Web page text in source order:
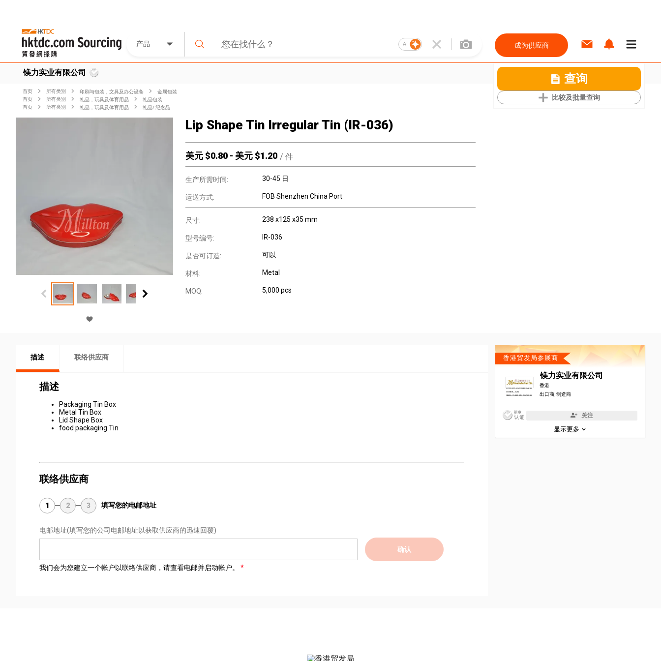
产品 AI 成为供应商
镁力实业有限公司 查询
比较及批量查询
首页 所有类別 印刷与包装，文具及办公设备
金属包装
首页
所有类別 礼品，玩具及体育用品
礼品包装
首页
所有类別 礼品，玩具及体育用品 礼品/ 纪念品
Lip Shape Tin Irregular Tin (IR-036)
美元 $0.80 - 美元 $1.20 / 件
生产所需时间: 30-45 日
运送方式: FOB Shenzhen China Port
尺寸: 238 x125 x35 mm
型号编号: IR-036
是否可订造: 可以
材料: Metal
MOQ: 5,000 pcs
描述 联络供应商
描述
Packaging Tin Box
Metal Tin Box
Lid Shape Box
food packaging Tin
联络供应商
1 2 3 填写您的电邮地址
电邮地址(填写您的公司电邮地址以获取供应商的迅速回覆)
确认
我们会为您建立一个帐户以联络供应商，请查看电邮并启动帐户。
香港贸发局参展商
镁力实业有限公司
香港
出口商, 制造商
关注
显示更多